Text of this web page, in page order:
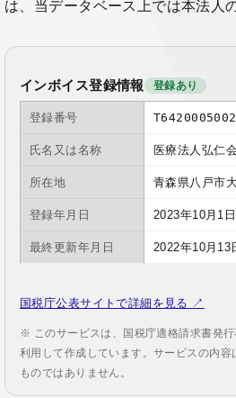
は、当データベース上では本法人
インボイス登録情報 登録あり
登録番号
氏名又は名称 医療法人弘仁会
所在地 青森県八戸市
登録年月日 2023年10月1日
最終更新年月日 2022年10月13
国税庁公表サイトで詳細を見る ↗
※ このサービスは、国税庁適格請求書発
利用して作成しています。サービスの内容
ものではありません。